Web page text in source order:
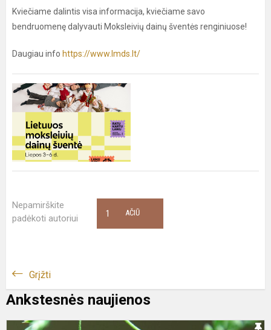
Kviečiame dalintis visa informacija, kviečiame savo
bendruomenę dalyvauti Moksleivių dainų šventės renginiuose!
Daugiau info https://www.lmds.lt/
Nepamirškite
padėkoti autoriui
AČIŪ
1
Grįžti
Ankstesnės naujienos